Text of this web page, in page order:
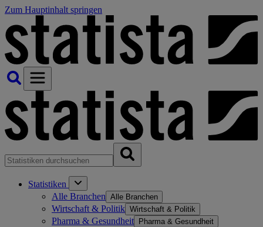
Zum Hauptinhalt springen
Statistiken
Alle Branchen Alle Branchen
Wirtschaft & Politik Wirtschaft & Politik
Pharma & Gesundheit Pharma & Gesundheit